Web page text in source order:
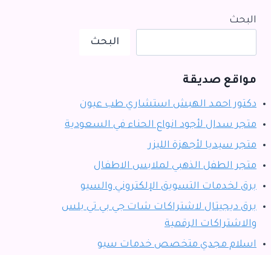
البحث
البحث
مواقع صديقة
دكتور احمد الهبش استشاري طب عيون
متجر سدال لأجود انواع الحناء في السعودية
متجر سيديا لأجهزة الليزر
متجر الطفل الذهبي لملابس الاطفال
برق لخدمات التسويق الإلكتروني والسيو
برق ديجيتال لاشتراكات شات جي بي تي بلس
والاشتراكات الرقمية
اسلام مجدي متخصص خدمات سيو